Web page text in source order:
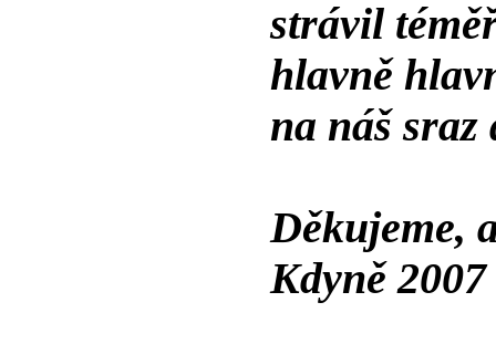
strávil
hlavně
na náš sraz
Děkujeme,
Kdyně